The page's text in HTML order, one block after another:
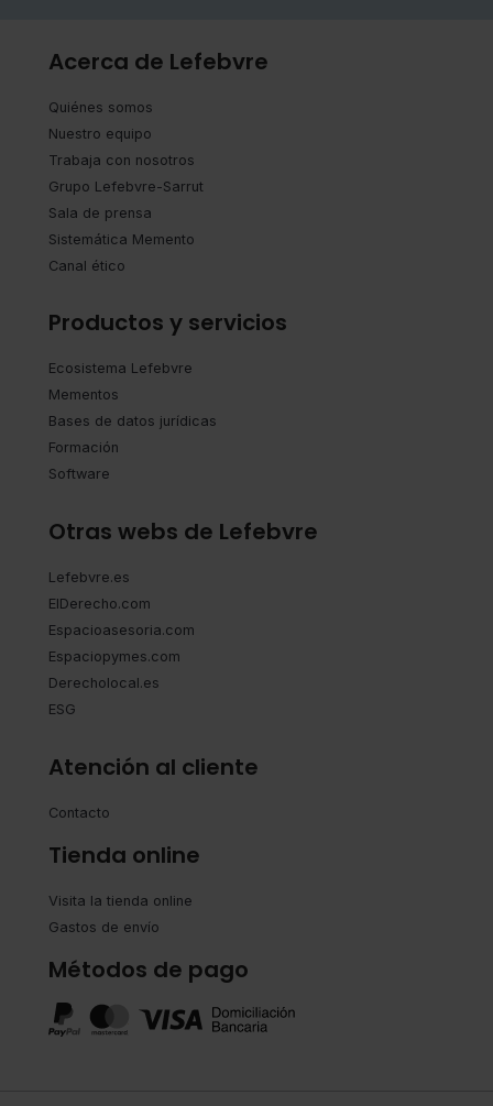
Acerca de Lefebvre
Quiénes somos
Nuestro equipo
Trabaja con nosotros
Grupo Lefebvre-Sarrut
Sala de prensa
Sistemática Memento
Canal ético
Productos y servicios
Ecosistema Lefebvre
Mementos
Bases de datos jurídicas
Formación
Software
Otras webs de Lefebvre
Lefebvre.es
ElDerecho.com
Espacioasesoria.com
Espaciopymes.com
Derecholocal.es
ESG
Atención al cliente
Contacto
Tienda online
Visita la tienda online
Gastos de envío
Métodos de pago